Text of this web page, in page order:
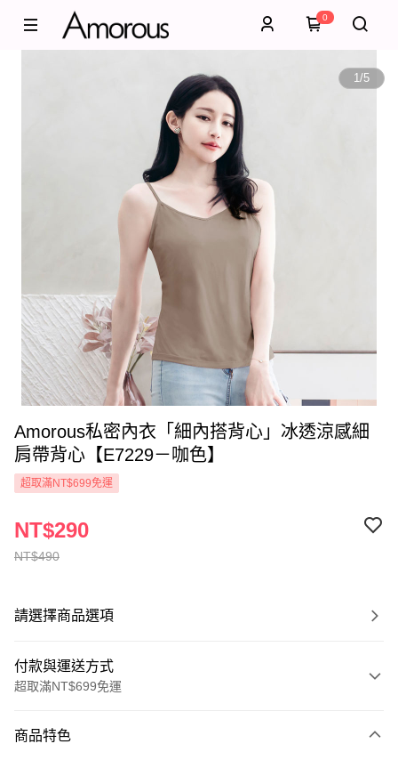
0
1/5
Amorous私密內衣「細內搭背心」冰透涼感細
肩帶背心【E7229－咖色】
超取滿NT$699免運
NT$490
NT$290
請選擇商品選項
付款與運送方式
超取滿NT$699免運
信用卡一次付款
商品特色